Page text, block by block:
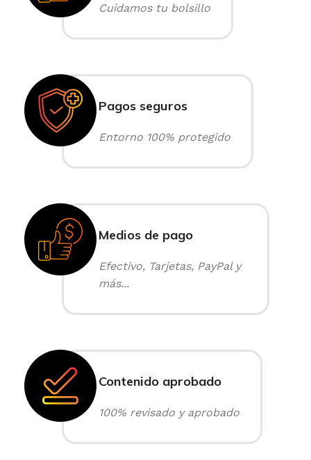
Cuidamos tu bolsillo
Pagos seguros
Entorno 100% protegido
Medios de pago
Efectivo, Tarjetas, PayPal y
más...
Contenido aprobado
100% revisado y aprobado